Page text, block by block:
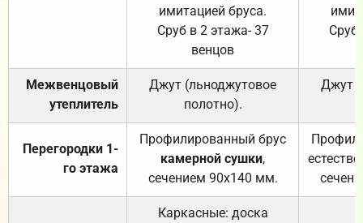
имитацией бруса.
Сруб в 2 этажа- 37
венцов
Сруб
Межвенцовый
утеплитель
Джут (льноджутовое
полотно).
Джут
Перегородки 1-
го этажа
Профилированный брус
камерной сушки,
сечением 90х140 мм.
Каркасные: доска